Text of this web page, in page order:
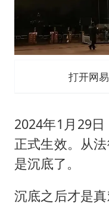
打开网
2024年1月29
正式生效。从
是沉底了。
沉底之后才是